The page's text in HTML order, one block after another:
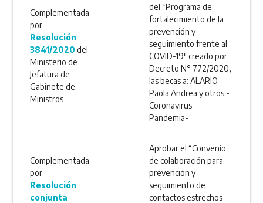
Complementada
por
Resolución
3841/2020 del
Ministerio de
Jefatura de
Gabinete de
Ministros
del “Programa de
fortalecimiento de la
prevención y
seguimiento frente al
COVID-19" creado por
Decreto N° 772/2020,
las becas a: ALARIO
Paola Andrea y otros.-
Coronavirus-
Pandemia-
Complementada
por
Resolución
conjunta
Aprobar el “Convenio
de colaboración para
prevención y
seguimiento de
contactos estrechos